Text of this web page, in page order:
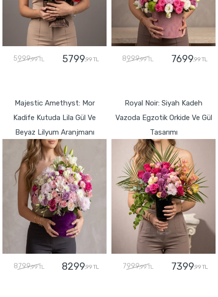
5999,99 TL 5799,99 TL 8999,99 TL 7699,99 TL
Majestic Amethyst: Mor
Kadife Kutuda Lila Gül Ve
Beyaz Lilyum Aranjmanı
8799,99 TL 8299,99 TL
Royal Noir: Siyah Kadeh
Vazoda Egzotik Orkide Ve Gül
Tasarımı
7999,99 TL 7399,99 TL